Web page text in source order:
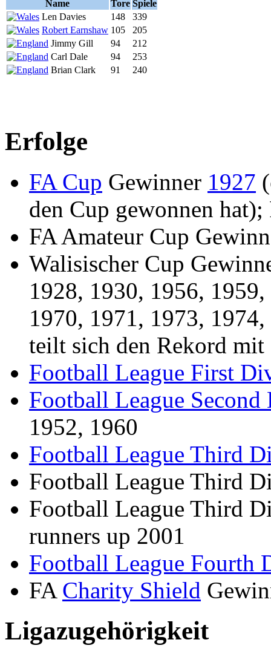
Name Tore Spiele
Len Davies
148
339
Robert Earnshaw 105
205
Jimmy Gill
94
212
Carl Dale
94
253
Brian Clark
91 240
Erfolge
FA Cup Gewinner 1927
den Cup gewonnen
FA Amateur Cup
Walisischer Cup
1928, 1930, 1956,
1970, 1971, 1973,
teilt sich den Rekord
Football League First
Football League
1952, 1960
Football League Third
Football League Third
Football League Third
runners up 2001
Football League Fourth
FA Charity Shield
Ligazugehörigkeit